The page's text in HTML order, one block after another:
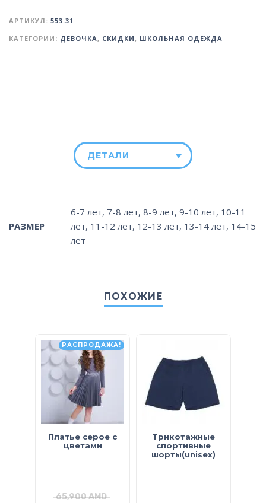
АРТИКУЛ: 553.31
КАТЕГОРИИ: ДЕВОЧКА, СКИДКИ, ШКОЛЬНАЯ ОДЕЖДА
ДЕТАЛИ
РАЗМЕР
6-7 лет, 7-8 лет, 8-9 лет, 9-10 лет, 10-11
лет, 11-12 лет, 12-13 лет, 13-14 лет, 14-15
лет
ПОХОЖИЕ
РАСПРОДАЖА!
Платье серое с
цветами
65,900AMD
Трикотажные
спортивные
шорты(unisex)